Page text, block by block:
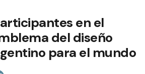
en el
del diseño
para el mundo